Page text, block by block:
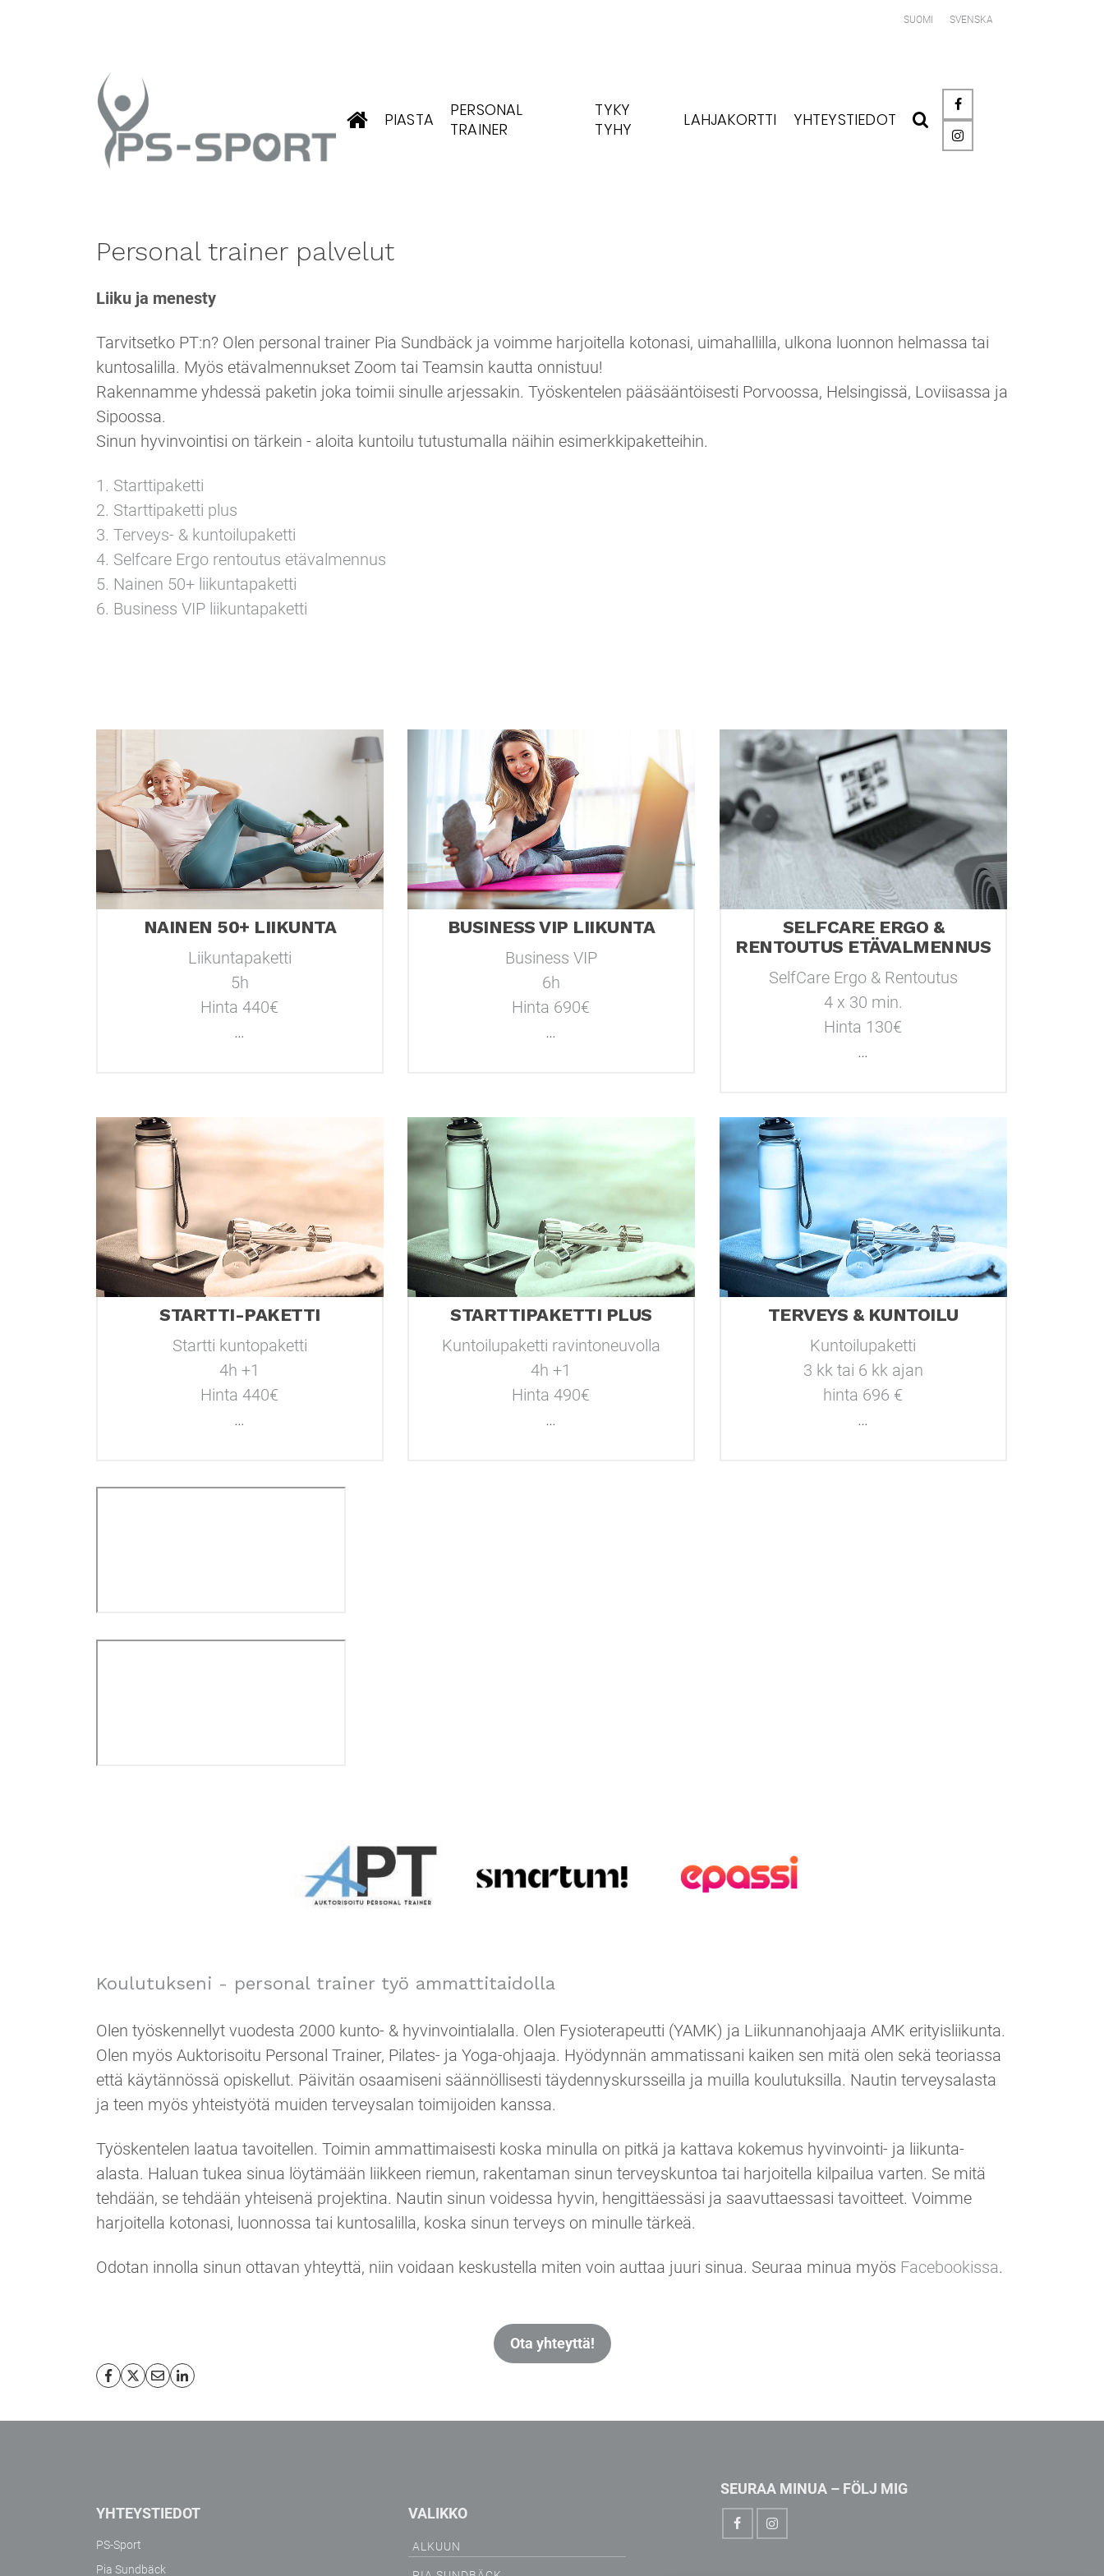
SUOMI SVENSKA
PIASTA
PERSONAL
TRAINER
TYKY
TYHY
LAHJAKORTTI YHTEYSTIEDOT
Personal trainer palvelut
Liiku ja menesty
Tarvitsetko PT:n? Olen personal trainer Pia Sundbäck ja voimme harjoitella kotonasi, uimahallilla, ulkona luonnon helmassa tai
kuntosalilla. Myös etävalmennukset Zoom tai Teamsin kautta onnistuu!
Rakennamme yhdessä paketin joka toimii sinulle arjessakin. Työskentelen pääsääntöisesti Porvoossa, Helsingissä, Loviisassa ja
Sipoossa.
Sinun hyvinvointisi on tärkein - aloita kuntoilu tutustumalla näihin esimerkkipaketteihin.
1. Starttipaketti
2. Starttipaketti plus
3. Terveys- & kuntoilupaketti
4. Selfcare Ergo rentoutus etävalmennus
5. Nainen 50+ liikuntapaketti
6. Business VIP liikuntapaketti
NAINEN 50+ LIIKUNTA
Liikuntapaketti
5h
Hinta 440€
…
BUSINESS VIP LIIKUNTA
Business VIP
6h
Hinta 690€
…
SELFCARE ERGO &
RENTOUTUS ETÄVALMENNUS
SelfCare Ergo & Rentoutus
4 x 30 min.
Hinta 130€
…
STARTTI-PAKETTI
Startti kuntopaketti
4h +1
Hinta 440€
…
STARTTIPAKETTI PLUS
Kuntoilupaketti ravintoneuvolla
4h +1
Hinta 490€
…
TERVEYS & KUNTOILU
Kuntoilupaketti
3 kk tai 6 kk ajan
hinta 696 €
…
Koulutukseni - personal trainer työ ammattitaidolla
Olen työskennellyt vuodesta 2000 kunto- & hyvinvointialalla. Olen Fysioterapeutti (YAMK) ja Liikunnanohjaaja AMK erityisliikunta.
Olen myös Auktorisoitu Personal Trainer, Pilates- ja Yoga-ohjaaja. Hyödynnän ammatissani kaiken sen mitä olen sekä teoriassa
että käytännössä opiskellut. Päivitän osaamiseni säännöllisesti täydennyskursseilla ja muilla koulutuksilla. Nautin terveysalasta
ja teen myös yhteistyötä muiden terveysalan toimijoiden kanssa.
Työskentelen laatua tavoitellen. Toimin ammattimaisesti koska minulla on pitkä ja kattava kokemus hyvinvointi- ja liikunta-
alasta. Haluan tukea sinua löytämään liikkeen riemun, rakentaman sinun terveyskuntoa tai harjoitella kilpailua varten. Se mitä
tehdään, se tehdään yhteisenä projektina. Nautin sinun voidessa hyvin, hengittäessäsi ja saavuttaessasi tavoitteet. Voimme
harjoitella kotonasi, luonnossa tai kuntosalilla, koska sinun terveys on minulle tärkeä.
Odotan innolla sinun ottavan yhteyttä, niin voidaan keskustella miten voin auttaa juuri sinua. Seuraa minua myös Facebookissa.
Ota yhteyttä!
YHTEYSTIEDOT
PS-Sport
Pia Sundbäck
VALIKKO
ALKUUN
SEURAA MINUA – FÖLJ MIG